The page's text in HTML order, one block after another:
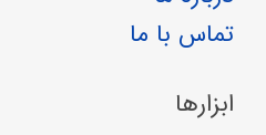
تماس با ما
ابزارها